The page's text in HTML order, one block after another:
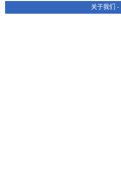
关于我们 -